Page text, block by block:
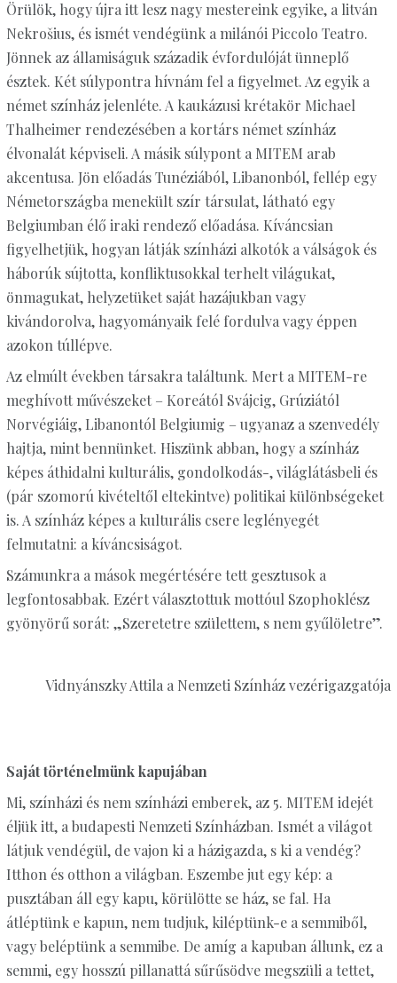
Örülök, hogy újra itt lesz nagy mestereink egyike, a litván
Nekrošius, és ismét vendégünk a milánói Piccolo Teatro.
Jönnek az államiságuk századik évfordulóját ünneplő
észtek. Két súlypontra hívnám fel a figyelmet. Az egyik a
német színház jelenléte. A kaukázusi krétakör Michael
Thalheimer rendezésében a kortárs német színház
élvonalát képviseli. A másik súlypont a MITEM arab
akcentusa. Jön előadás Tunéziából, Libanonból, fellép egy
Németországba menekült szír társulat, látható egy
Belgiumban élő iraki rendező előadása. Kíváncsian
figyelhetjük, hogyan látják színházi alkotók a válságok és
háborúk sújtotta, konfliktusokkal terhelt világukat,
önmagukat, helyzetüket saját hazájukban vagy
kivándorolva, hagyományaik felé fordulva vagy éppen
azokon túllépve.
Az elmúlt években társakra találtunk. Mert a MITEM-re
meghívott művészeket – Koreától Svájcig, Grúziától
Norvégiáig, Libanontól Belgiumig – ugyanaz a szenvedély
hajtja, mint bennünket. Hiszünk abban, hogy a színház
képes áthidalni kulturális, gondolkodás-, világlátásbeli és
(pár szomorú kivételtől eltekintve) politikai különbségeket
is. A színház képes a kulturális csere leglényegét
felmutatni: a kíváncsiságot.
Számunkra a mások megértésére tett gesztusok a
legfontosabbak. Ezért választottuk mottóul Szophoklész
gyönyörű sorát: „Szeretetre születtem, s nem gyűlöletre”.
Vidnyánszky Attila a Nemzeti Színház vezérigazgatója
Saját történelmünk kapujában
Mi, színházi és nem színházi emberek, az 5. MITEM idejét
éljük itt, a budapesti Nemzeti Színházban. Ismét a világot
látjuk vendégül, de vajon ki a házigazda, s ki a vendég?
Itthon és otthon a világban. Eszembe jut egy kép: a
pusztában áll egy kapu, körülötte se ház, se fal. Ha
átléptünk e kapun, nem tudjuk, kiléptünk-e a semmiből,
vagy beléptünk a semmibe. De amíg a kapuban állunk, ez a
semmi, egy hosszú pillanattá sűrűsödve megszüli a tettet,